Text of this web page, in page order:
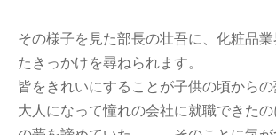
その様子を見た部長の壮吾に、化粧品
たきっかけを尋ねられます。
皆をきれいにすることが子供の頃から
大人になって憧れの会社に就職できた